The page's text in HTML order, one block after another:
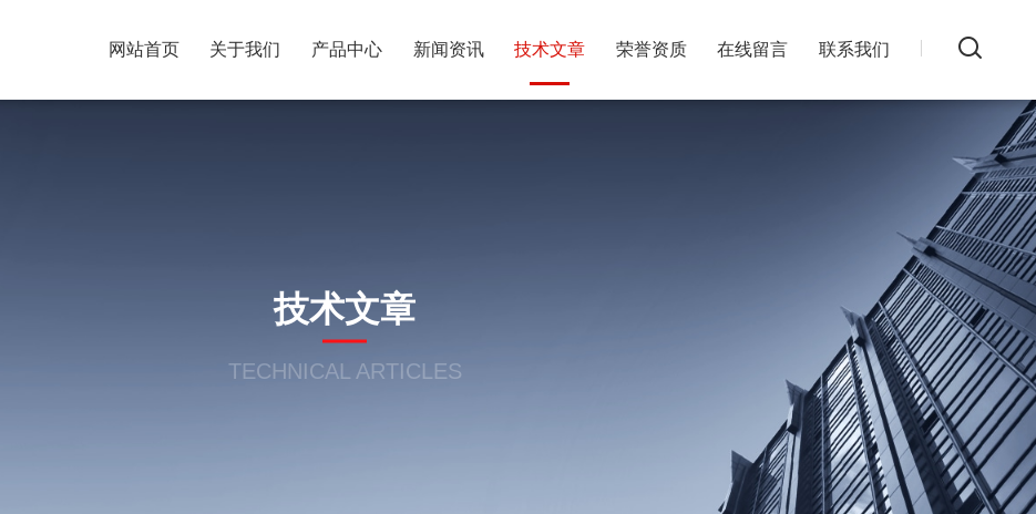
网站首页 关于我们 产品中心 新闻资讯 技术文章 荣誉资质 在线留言 联系我们
技术文章
TECHNICAL ARTICLES